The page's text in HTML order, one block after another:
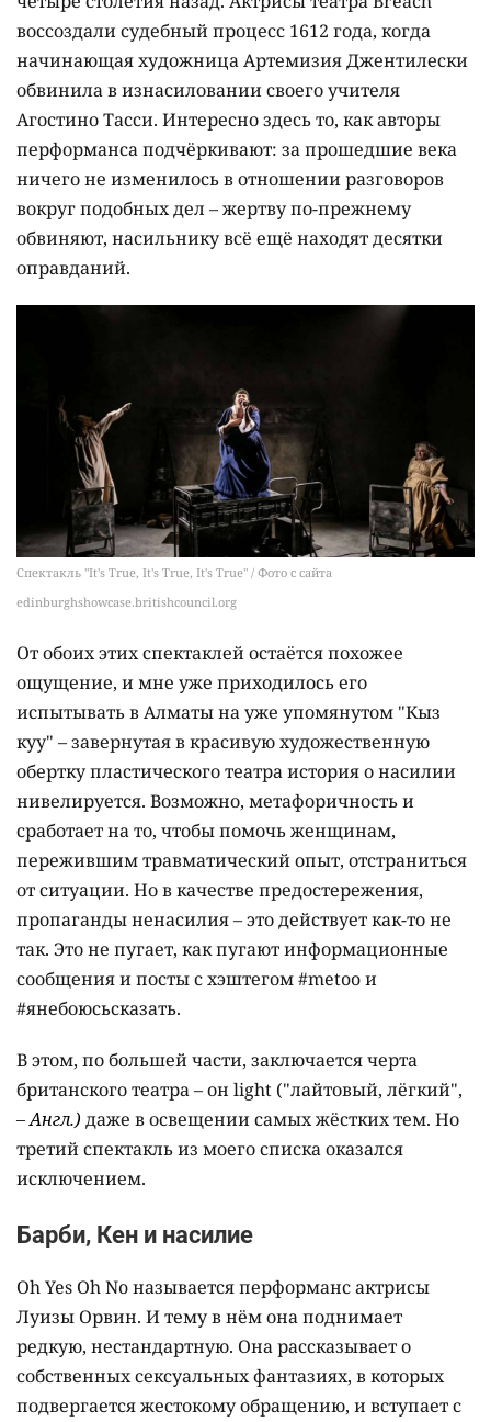
воссоздали судебный процесс 1612 года, когда
начинающая художница Артемизия Джентилески
обвинила в изнасиловании своего учителя
Агостино Тасси. Интересно здесь то, как авторы
перформанса подчёркивают: за прошедшие века
ничего не изменилось в отношении разговоров
вокруг подобных дел – жертву по-прежнему
обвиняют, насильнику всё ещё находят десятки
оправданий.
Спектакль "It's True, It's True, It's True" / Фото с сайта
edinburghshowcase.britishcouncil.org
От обоих этих спектаклей остаётся похожее
ощущение, и мне уже приходилось его
испытывать в Алматы на уже упомянутом "Кыз
куу" – завернутая в красивую художественную
обертку пластического театра история о насилии
нивелируется. Возможно, метафоричность и
сработает на то, чтобы помочь женщинам,
пережившим травматический опыт, отстраниться
от ситуации. Но в качестве предостережения,
пропаганды ненасилия – это действует как-то не
так. Это не пугает, как пугают информационные
сообщения и посты с хэштегом #metoo и
#янебоюсьсказать.
В этом, по большей части, заключается черта
британского театра – он light ("лайтовый, лёгкий",
– Англ.) даже в освещении самых жёстких тем. Но
третий спектакль из моего списка оказался
исключением.
Барби, Кен и насилие
Oh Yes Oh No называется перформанс актрисы
Луизы Орвин. И тему в нём она поднимает
редкую, нестандартную. Она рассказывает о
собственных сексуальных фантазиях, в которых
подвергается жестокому обращению, и вступает с